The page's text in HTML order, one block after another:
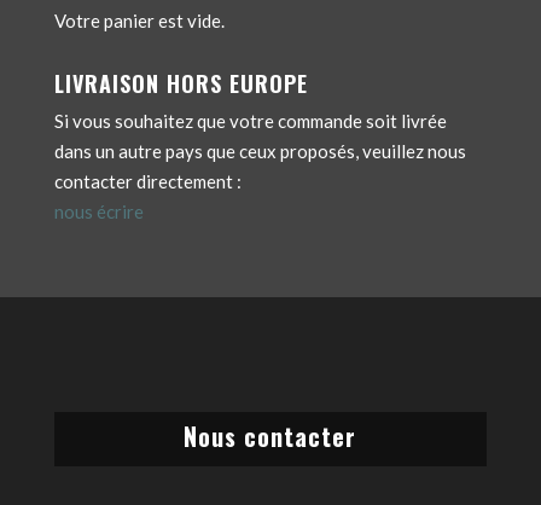
Votre panier est vide.
LIVRAISON HORS EUROPE
Si vous souhaitez que votre commande soit livrée
dans un autre pays que ceux proposés, veuillez nous
contacter directement :
nous écrire
Nous contacter